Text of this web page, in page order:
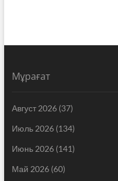
Мұрағат
Август 2026(37)
Июль 2026(134)
Июнь 2026(141)
Май 2026(60)